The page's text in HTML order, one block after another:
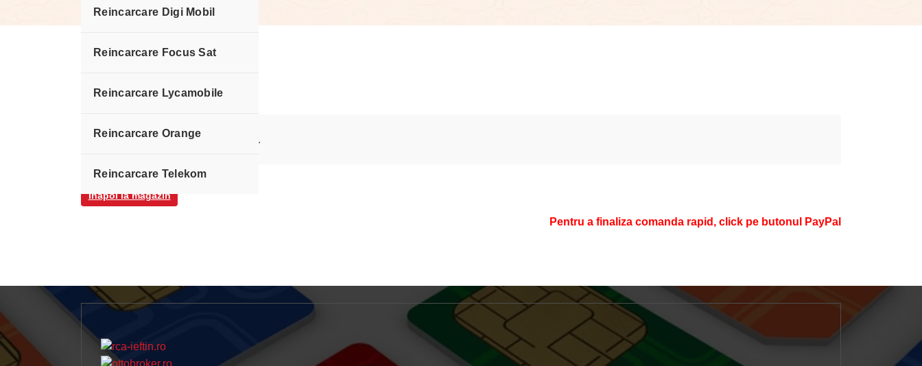
Reincarcare Digi Mobil
Reincarcare Focus Sat
Reincarcare Lycamobile
Reincarcare Orange
Reincarcare Telekom
Coșul tău este în prezent gol.
Înapoi la magazin
Pentru a finaliza comanda rapid, click pe butonul PayPal